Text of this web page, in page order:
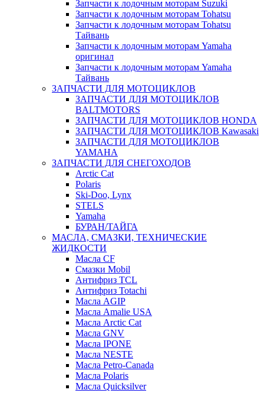
Запчасти к лодочным моторам Suzuki
Запчасти к лодочным моторам Tohatsu
Запчасти к лодочным моторам Tohatsu
Тайвань
Запчасти к лодочным моторам Yamaha
оригинал
Запчасти к лодочным моторам Yamaha
Тайвань
ЗАПЧАСТИ ДЛЯ МОТОЦИКЛОВ
ЗАПЧАСТИ ДЛЯ МОТОЦИКЛОВ
BALTMOTORS
ЗАПЧАСТИ ДЛЯ МОТОЦИКЛОВ HONDA
ЗАПЧАСТИ ДЛЯ МОТОЦИКЛОВ Kawasaki
ЗАПЧАСТИ ДЛЯ МОТОЦИКЛОВ
YAMAHA
ЗАПЧАСТИ ДЛЯ СНЕГОХОДОВ
Arctic Cat
Polaris
Ski-Doo, Lynx
STELS
Yamaha
БУРАН/ТАЙГА
МАСЛА, СМАЗКИ, ТЕХНИЧЕСКИЕ
ЖИДКОСТИ
Масла CF
Смазки Mobil
Антифриз TCL
Антифриз Totachi
Масла AGIP
Масла Amalie USA
Масла Arctic Cat
Масла GNV
Масла IPONE
Масла NESTE
Масла Petro-Canada
Масла Polaris
Масла Quicksilver